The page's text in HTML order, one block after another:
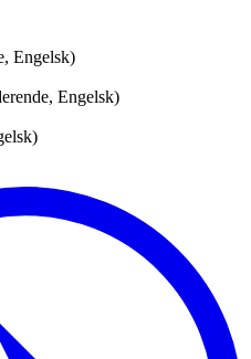
Engelsk)
Engelsk)